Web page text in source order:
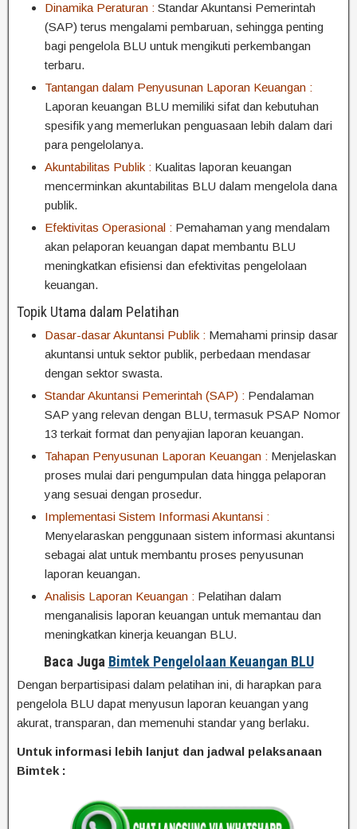
Dinamika Peraturan : Standar Akuntansi Pemerintah
(SAP) terus mengalami pembaruan, sehingga penting
bagi pengelola BLU untuk mengikuti perkembangan
terbaru.
Tantangan dalam Penyusunan Laporan Keuangan :
Laporan keuangan BLU memiliki sifat dan kebutuhan
spesifik yang memerlukan penguasaan lebih dalam dari
para pengelolanya.
Akuntabilitas Publik : Kualitas laporan keuangan
mencerminkan akuntabilitas BLU dalam mengelola dana
publik.
Efektivitas Operasional : Pemahaman yang mendalam
akan pelaporan keuangan dapat membantu BLU
meningkatkan efisiensi dan efektivitas pengelolaan
keuangan.
Topik Utama dalam Pelatihan
Dasar-dasar Akuntansi Publik : Memahami prinsip dasar
akuntansi untuk sektor publik, perbedaan mendasar
dengan sektor swasta.
Standar Akuntansi Pemerintah (SAP) : Pendalaman
SAP yang relevan dengan BLU, termasuk PSAP Nomor
13 terkait format dan penyajian laporan keuangan.
Tahapan Penyusunan Laporan Keuangan : Menjelaskan
proses mulai dari pengumpulan data hingga pelaporan
yang sesuai dengan prosedur.
Implementasi Sistem Informasi Akuntansi :
Menyelaraskan penggunaan sistem informasi akuntansi
sebagai alat untuk membantu proses penyusunan
laporan keuangan.
Analisis Laporan Keuangan : Pelatihan dalam
menganalisis laporan keuangan untuk memantau dan
meningkatkan kinerja keuangan BLU.
Baca Juga Bimtek Pengelolaan Keuangan BLU
Dengan berpartisipasi dalam pelatihan ini, di harapkan para
pengelola BLU dapat menyusun laporan keuangan yang
akurat, transparan, dan memenuhi standar yang berlaku.
Untuk informasi lebih lanjut dan jadwal pelaksanaan
Bimtek :